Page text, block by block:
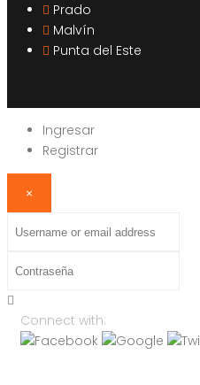
Prado
Malvín
Punta del Este
Ingresar
Registrar
×
or
email
Connect with: